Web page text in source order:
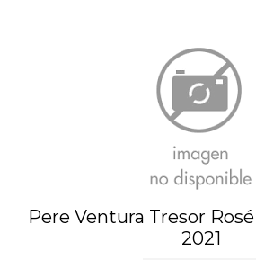
Pere Ventura Tresor
2021